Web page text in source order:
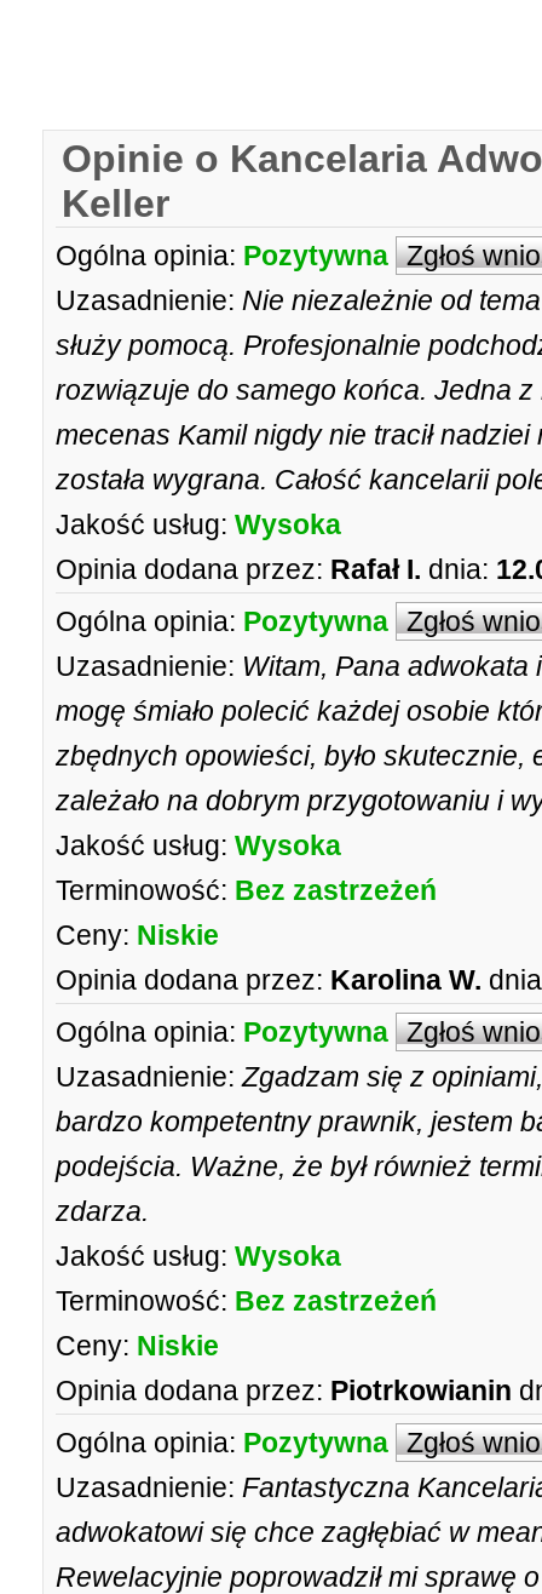
Opinie o Kancelaria
Keller
Ogólna opinia: Pozytywna Zgłoś
Uzasadnienie: Nie niezależnie od
służy pomocą. Profesjonalnie
rozwiązuje do samego końca. Jedna z
mecenas Kamil nigdy nie tracił
została wygrana. Całość kancelarii
Jakość usług: Wysoka
Opinia dodana przez: Rafał I. dnia:
Ogólna opinia: Pozytywna Zgłoś
Uzasadnienie: Witam, Pana adwokata
mogę śmiało polecić każdej osobie
zbędnych opowieści, było skutecznie,
zależało na dobrym przygotowaniu i
Jakość usług: Wysoka
Terminowość: Bez zastrzeżeń
Ceny: Niskie
Opinia dodana przez: Karolina W.
Ogólna opinia: Pozytywna Zgłoś
Uzasadnienie: Zgadzam się z
bardzo kompetentny prawnik, jestem
podejścia. Ważne, że był również
zdarza.
Jakość usług: Wysoka
Terminowość: Bez zastrzeżeń
Ceny: Niskie
Opinia dodana przez: Piotrkowianin
Ogólna opinia: Pozytywna Zgłoś
Uzasadnienie: Fantastyczna
adwokatowi się chce zagłębiać w
Rewelacyjnie poprowadził mi sprawę